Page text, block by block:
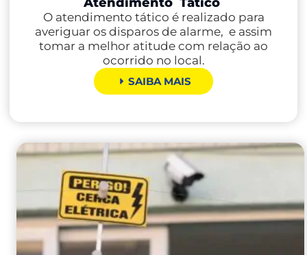
O atendimento tático é realizado para
averiguar os disparos de alarme, e assim
tomar a melhor atitude com relação ao
ocorrido no local.
SAIBA MAIS